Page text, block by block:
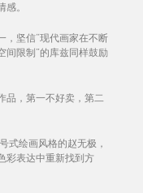
。
，坚信“现代画家在不断
间限制”的库兹同样鼓励
品，第一不好卖，第二
式绘画风格的赵无极，
彩表达中重新找到方